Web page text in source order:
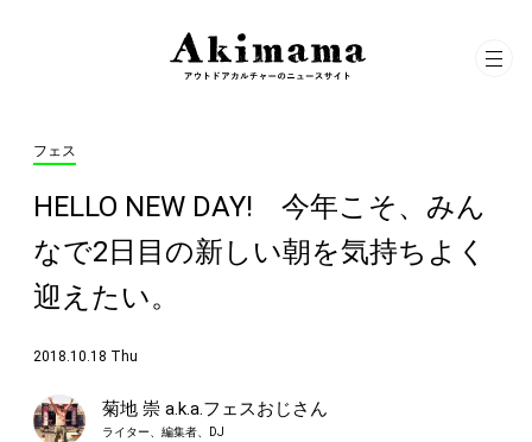
フェス
HELLO NEW DAY! 今年こそ、みん
なで2日目の新しい朝を気持ちよく
迎えたい。
2018.10.18 Thu
菊地 崇 a.k.a.フェスおじさん
ライター、編集者、DJ